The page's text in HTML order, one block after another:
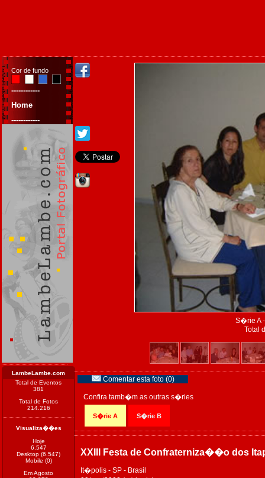
Cor de fundo
------------
Home
------------
LambeLambe.com
Total de Eventos
381
Total de Fotos
214.216
Visualiza��es
Hoje
6.547
Desktop (6.547)
Mobile (0)
Em Agosto
S�rie A
Total
Comentar esta foto (0)
Confira tamb�m as outras s�ries
S�rie A S�rie B
XXIII Festa de Confraterniza��o dos
It�polis - SP - Brasil